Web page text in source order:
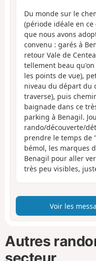
Du monde sur le
(période idéale en
que nous avons
convenu : garés à
retour Vale de
tellement beau
les points de vue),
niveau du départ du
traverse), puis
baignade dans ce
parking à Benagil.
rando/découverte/
prendre le temps de
bémol, les marques
Benagil pour aller
très peu visibles,
Voir les
Autres